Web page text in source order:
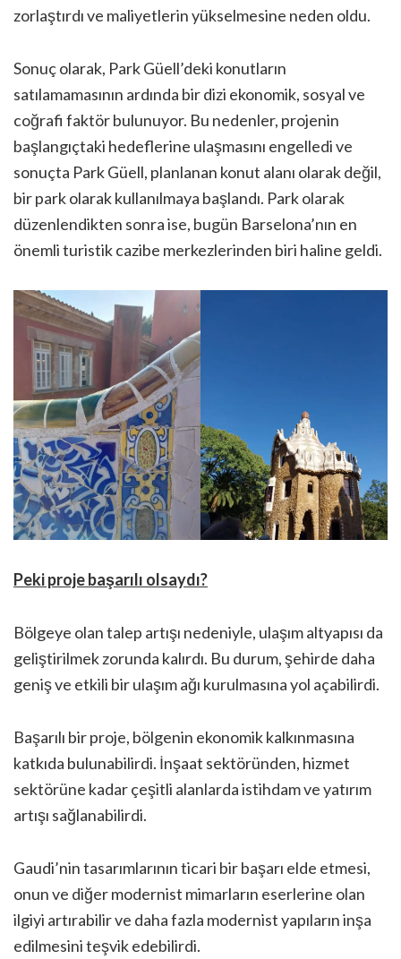
zorlaştırdı ve maliyetlerin yükselmesine neden oldu.
Sonuç olarak, Park Güell’deki konutların
satılamamasının ardında bir dizi ekonomik, sosyal ve
coğrafi faktör bulunuyor. Bu nedenler, projenin
başlangıçtaki hedeflerine ulaşmasını engelledi ve
sonuçta Park Güell, planlanan konut alanı olarak değil,
bir park olarak kullanılmaya başlandı. Park olarak
düzenlendikten sonra ise, bugün Barselona’nın en
önemli turistik cazibe merkezlerinden biri haline geldi.
Peki proje başarılı olsaydı?
Bölgeye olan talep artışı nedeniyle, ulaşım altyapısı da
geliştirilmek zorunda kalırdı. Bu durum, şehirde daha
geniş ve etkili bir ulaşım ağı kurulmasına yol açabilirdi.
Başarılı bir proje, bölgenin ekonomik kalkınmasına
katkıda bulunabilirdi. İnşaat sektöründen, hizmet
sektörüne kadar çeşitli alanlarda istihdam ve yatırım
artışı sağlanabilirdi.
Gaudi’nin tasarımlarının ticari bir başarı elde etmesi,
onun ve diğer modernist mimarların eserlerine olan
ilgiyi artırabilir ve daha fazla modernist yapıların inşa
edilmesini teşvik edebilirdi.